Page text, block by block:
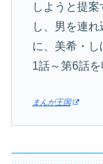
しようと提
し、男を連
に、美希・
1話～第6話を
まんが王国